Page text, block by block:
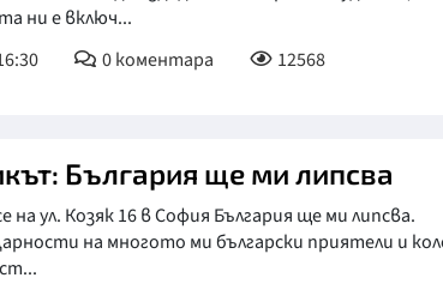
ни е включ...
0коментара 12568
България ще ми липсва
на ул. Козяк 16 в София България ще ми липсва.
на многото ми български приятели и